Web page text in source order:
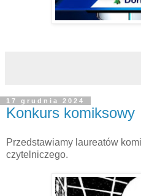
17 grudnia 2024
Konkurs komiksowy
Przedstawiamy laureatów
czytelniczego.